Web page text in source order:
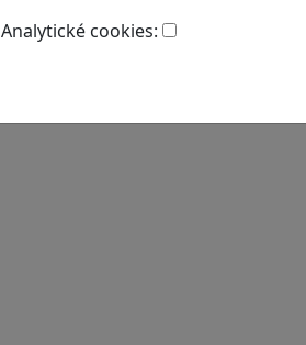
Analytické cookies: